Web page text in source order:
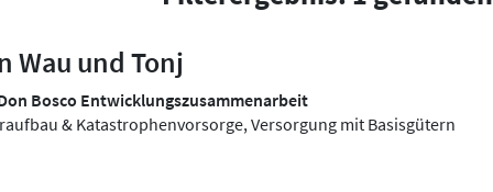
Wau und Tonj
Bosco Entwicklungszusammenarbeit
& Katastrophenvorsorge, Versorgung mit Basisgütern